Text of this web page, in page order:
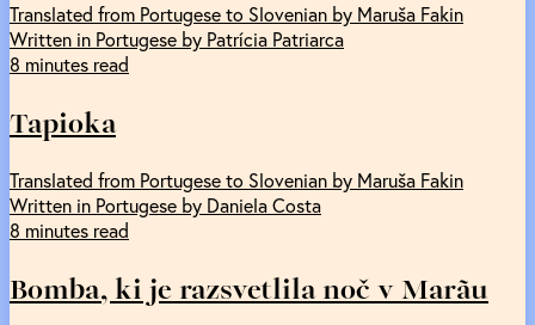
Translated from Portugese to Slovenian by Maruša Fakin
Written in Portugese by Patrícia Patriarca
8 minutes read
Tapioka
Translated from Portugese to Slovenian by Maruša Fakin
Written in Portugese by Daniela Costa
8 minutes read
Bomba, ki je razsvetlila noč v Marãu